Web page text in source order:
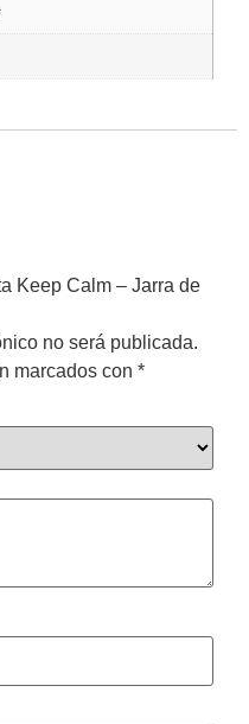
Keep Calm – Jarra de
no será publicada.
marcados con *